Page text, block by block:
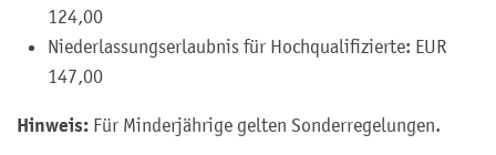
124,00
Niederlassungserlaubnis für Hochqualifizierte: EUR
147,00
Hinweis: Für Minderjährige gelten Sonderregelungen.